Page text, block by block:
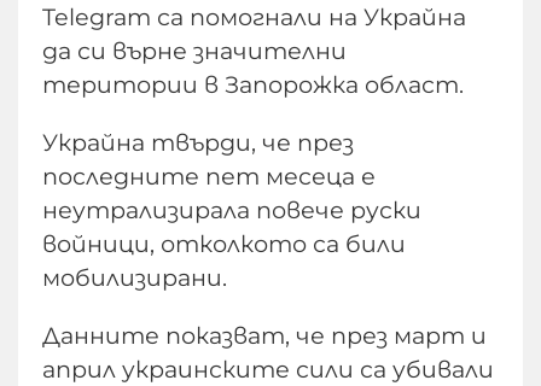
Telegram са помогнали на Украйна
да си върне значителни
територии в Запорожка област.
Украйна твърди, че през
последните пет месеца е
неутрализирала повече руски
войници, отколкото са били
мобилизирани.
Данните показват, че през март и
април украинските сили са убивали